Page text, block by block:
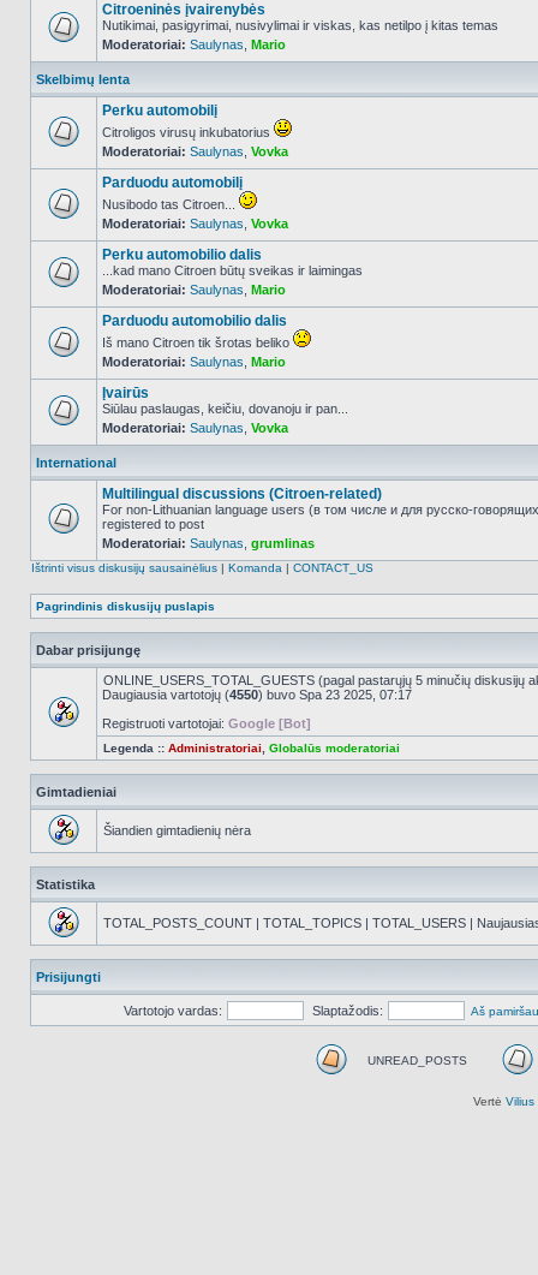
NO_UNREAD_POSTS
Citroeninės įvairenybės
Nutikimai, pasigyrimai, nusivylimai ir viskas, kas netilpo į kitas temas
Moderatoriai: Saulynas Mario
Skelbimų lenta
NO_UNREAD_POSTS
Perku automobilį
Citroligos virusų inkubatorius
Moderatoriai: Saulynas Vovka
NO_UNREAD_POSTS
Parduodu automobilį
Nusibodo tas Citroen...
Moderatoriai: Saulynas Vovka
NO_UNREAD_POSTS
Perku automobilio dalis
...kad mano Citroen būtų sveikas ir laimingas
Moderatoriai: Saulynas Mario
NO_UNREAD_POSTS
Parduodu automobilio dalis
Iš mano Citroen tik šrotas beliko
Moderatoriai: Saulynas Mario
NO_UNREAD_POSTS
Įvairūs
Siūlau paslaugas, keičiu, dovanoju ir pan...
Moderatoriai: Saulynas Vovka
International
NO_UNREAD_POSTS
Multilingual discussions (Citroen-related)
For non-Lithuanian language users (в том числе и для русско-
registered to post
Moderatoriai: Saulynas grumlinas
Ištrinti visus diskusijų sausainėlius | Komanda | CONTACT_US
Pagrindinis diskusijų puslapis
Dabar prisijungę
ONLINE_USERS_TOTAL_GUESTS (pagal pastarųjų 5 minučių diskusijų
Daugiausia vartotojų (4550) buvo Spa 23 2025, 07:17
Registruoti vartotojai: Google [Bot]
Legenda :: Administratoriai Globalūs moderatoriai
Gimtadieniai
Šiandien gimtadienių nėra
Statistika
TOTAL_POSTS_COUNT | TOTAL_TOPICS | TOTAL_USERS |
Prisijungti
Vartotojo vardas: Slaptažodis: Aš
UNREAD_POSTS
Vertė Vilius